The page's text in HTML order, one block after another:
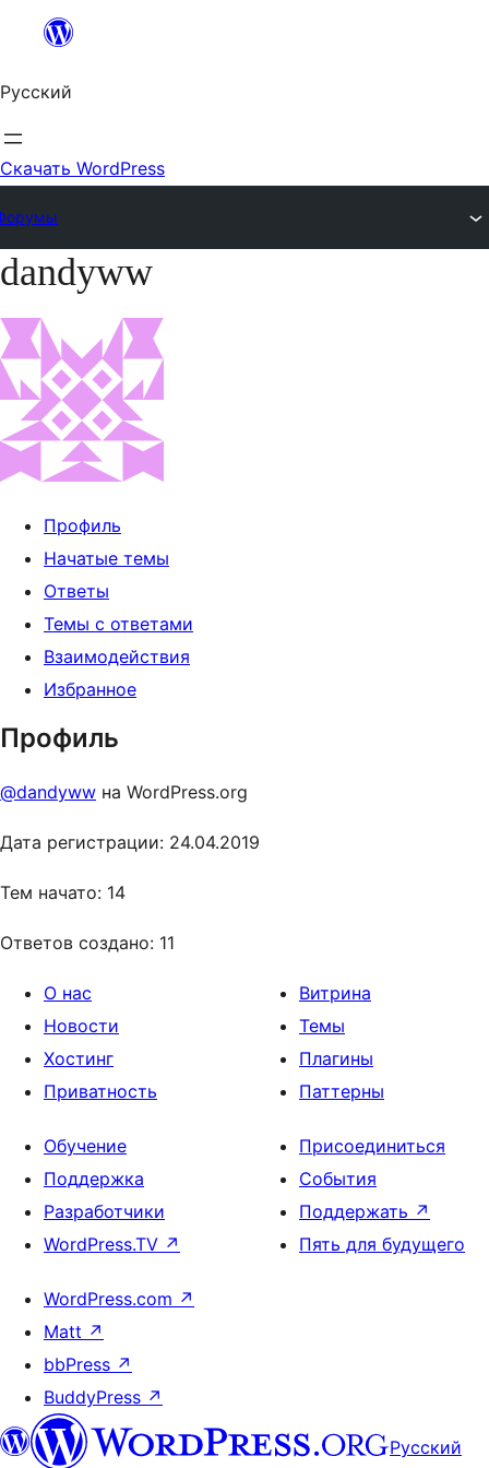
Перейти
содержимому
Русский
Скачать WordPress
Перейти
содержимому
dandyww
Профиль
Начатые темы
Ответы
Темы с ответами
Взаимодействия
Избранное
Профиль
@dandyww на WordPress.org
Дата регистрации: 24.04.2019
Тем начато: 14
Ответов создано: 11
О нас
Новости
Хостинг
Приватность
Витрина
Темы
Плагины
Паттерны
Обучение
Поддержка
Разработчики
WordPress.TV ↗
Присоединиться
События
Поддержать ↗
Пять для будущего
WordPress.com ↗
Matt ↗
bbPress ↗
BuddyPress ↗
Русский